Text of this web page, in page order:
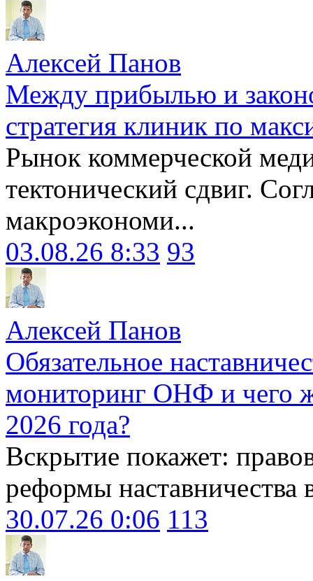
Алексей Панов
Между прибылью и
стратегия клиник по
Рынок коммерческой
тектонический сдвиг.
макроэкономи...
03.08.26 8:33 93
Алексей Панов
Обязательное
мониторинг ОНФ и чего
2026 года?
Вскрытие покажет:
реформы наставничества
30.07.26 0:06 113